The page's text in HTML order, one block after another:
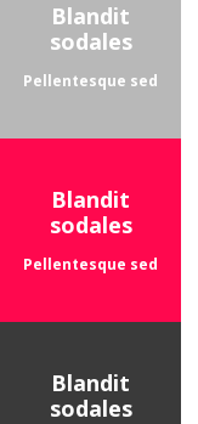
Blandit
sodales
Pellentesque sed
Blandit
sodales
Pellentesque sed
Blandit
sodales